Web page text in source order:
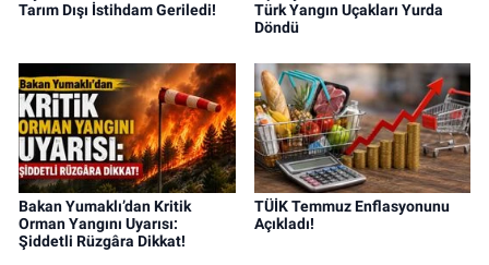
Tarım Dışı İstihdam Geriledi!
Türk Yangın Uçakları Yurda
Döndü
Bakan Yumaklı’dan Kritik
Orman Yangını Uyarısı:
Şiddetli Rüzgâra Dikkat!
TÜİK Temmuz Enflasyonunu
Açıkladı!